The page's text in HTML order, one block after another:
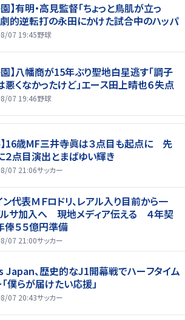
】有明・高見監督「ちょっと鳥肌が立っ
的逆転打の永田にかけた試合中のハッパ
07 19:45野球
園】八幡商が15年ぶり聖地白星逃す「調子
悪くなかったけど」エース田上晴也６失点
07 19:46野球
】16歳MF三井寺眞は３点目も起点に 先
２点目演出とまばゆい輝き
07 21:06サッカー
代表ＭＦロドリ、レアル入り目前から一
ルサ加入へ 現地メディア伝える ４年契
俸５５億円準備
07 21:00サッカー
Japan、歴史的なJ1開幕戦でハーフタイム
僕らが届けたい応援」
07 20:43サッカー